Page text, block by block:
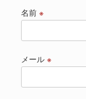
名前 ※
メール ※